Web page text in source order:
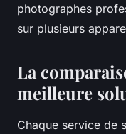
photographes
sur plusieurs
La
meilleure
Chaque service de